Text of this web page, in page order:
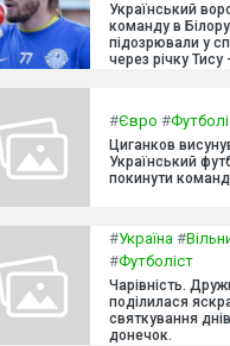
Український
команду в
підозрювали у
через річку
#Євро #
Циганков
Український
покинути
#Україна #
#Футболіст
Чарівність.
поділилася
святкування
донечок.